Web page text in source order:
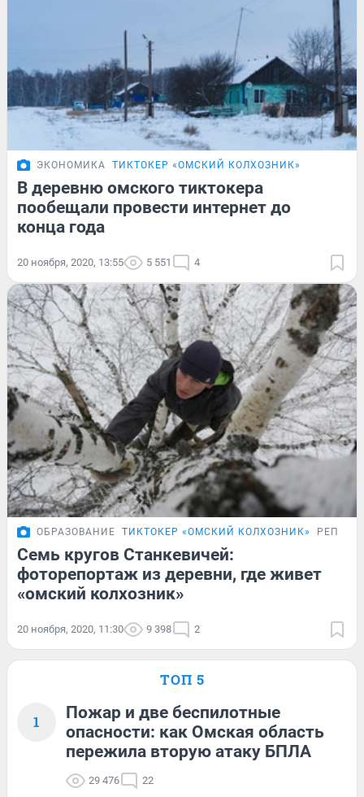
ЭКОНОМИКА ТИКТОКЕР «ОМСКИЙ КОЛХОЗНИК»
В деревню омского тиктокера
пообещали провести интернет до
конца года
20 ноября, 2020, 13:55 5 551 4
ОБРАЗОВАНИЕ ТИКТОКЕР «ОМСКИЙ КОЛХОЗНИК»
Семь кругов Станкевичей:
фоторепортаж из деревни, где живет
«омский колхозник»
20 ноября, 2020, 11:30 9 398 2
ТОП 5
1
Пожар и две беспилотные
опасности: как Омская область
пережила вторую атаку БПЛА
29 476 22